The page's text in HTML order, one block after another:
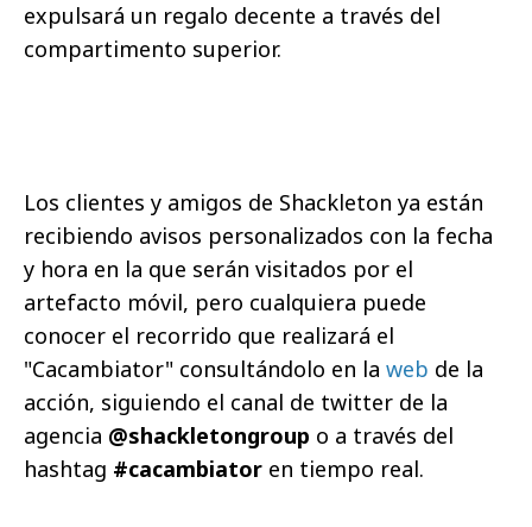
expulsará un regalo decente a través del
compartimento superior.
Los clientes y amigos de Shackleton ya están
recibiendo avisos personalizados con la fecha
y hora en la que serán visitados por el
artefacto móvil, pero cualquiera puede
conocer el recorrido que realizará el
"Cacambiator" consultándolo en la web de la
acción, siguiendo el canal de twitter de la
agencia @shackletongroup o a través del
hashtag #cacambiator en tiempo real.